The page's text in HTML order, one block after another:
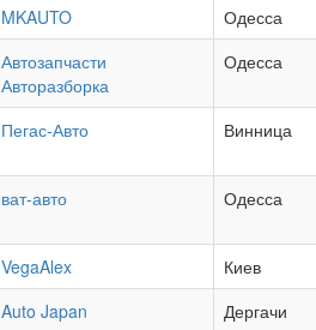
MKAUTO
Одесса
Автозапчасти
Авторазборка
Одесса
Пегас-Авто Винница
ват-авто
Одесса
VegaAlex Киев
Auto Japan
Дергачи